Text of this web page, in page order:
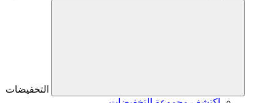
التخفيضات